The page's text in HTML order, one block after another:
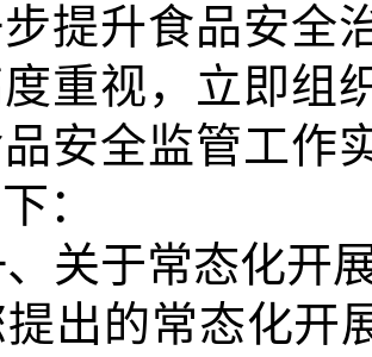
提升食品安全
重视，立即组
安全监管工作
：
关于常态化开
出的常态化开